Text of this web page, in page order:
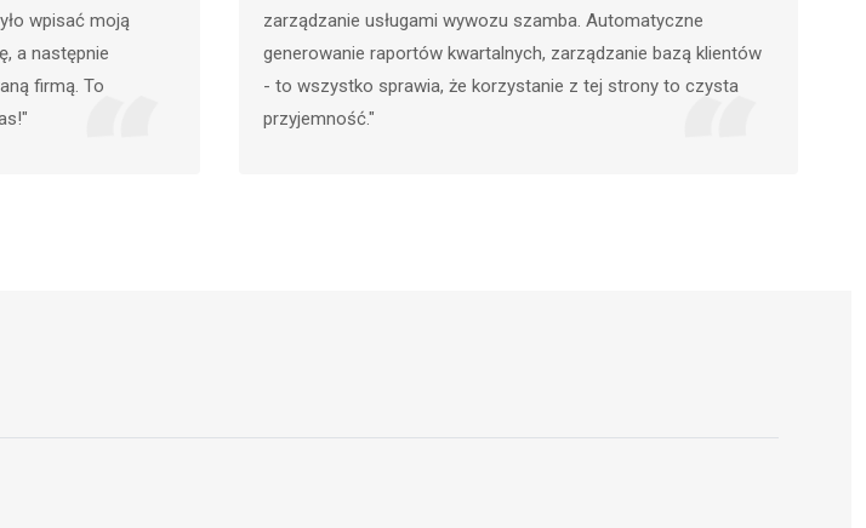
szamba. Automatyczne
zarządzanie bazą klientów
z tej strony to czysta
obsłudze. Znalazłem idealną firmę do wywozu
szamba w mojej okolicy w mgnieniu oka.
Polecam każdemu, kto szuka profesjonalnych